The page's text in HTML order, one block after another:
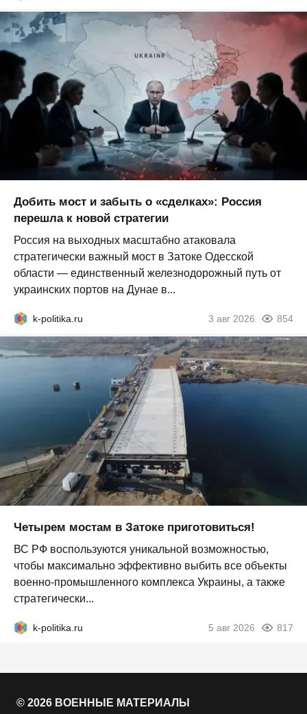
Добить мост и забыть о «сделках»: Россия
перешла к новой стратегии
Россия на выходных масштабно атаковала
стратегически важный мост в Затоке Одесской
области — единственный железнодорожный путь от
украинских портов на Дунае в...
k-politika.ru 3 авг 2026 854
Четырем мостам в Затоке приготовиться!
ВС РФ воспользуются уникальной возможностью,
чтобы максимально эффективно выбить все объекты
военно-промышленного комплекса Украины, а также
стратегически...
k-politika.ru 5 авг 2026 817
© 2026 ВОЕННЫЕ МАТЕРИАЛЫ